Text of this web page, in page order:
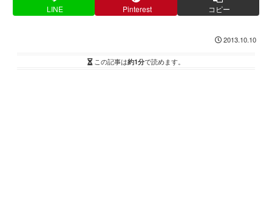
LINE Pinterest コピー
2013.10.10
この記事は約1分で読めます。